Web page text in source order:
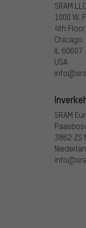
SRAM LLC
1000 W.
4th Floor
Chicago
IL 60607
USA
SRAM
3862 ZS